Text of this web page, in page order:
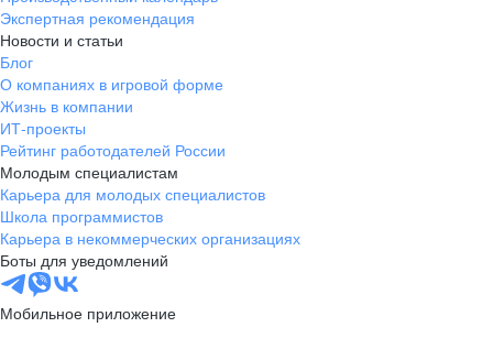
pr@dv.hh.ru
Новосибирск
ул. Большевистская, д. 35,
помещение 21
+7 383 207-94-64
pr@nsk.hh.ru
Минск
пр-т Дзержинского, д. 57,
10 этаж, помещение 45-1
Экспертная рекомендация
Новости и статьи
Блог
О компаниях в игровой форме
Жизнь в компании
ИТ-проекты
Рейтинг работодателей России
Молодым специалистам
Карьера для молодых специалистов
Школа программистов
Карьера в некоммерческих организациях
Боты для уведомлений
Мобильное приложение